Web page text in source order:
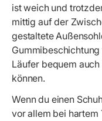
ist weich und
mittig auf der
gestaltete
Läufer bequem
können.
Wenn du einen
vor allem bei hartem